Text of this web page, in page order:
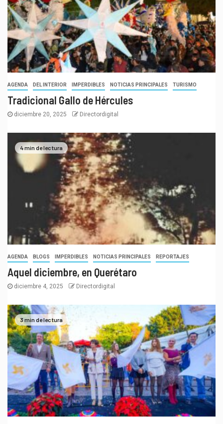
AGENDA DEL INTERIOR IMPERDIBLES NOTICIAS PRINCIPALES TURISMO
Tradicional Gallo de Hércules
diciembre 20, 2025 Directordigital
4 min de lectura
AGENDA BLOGS IMPERDIBLES NOTICIAS PRINCIPALES REPORTAJES
Aquel diciembre, en Querétaro
diciembre 4, 2025 Directordigital
3 min de lectura